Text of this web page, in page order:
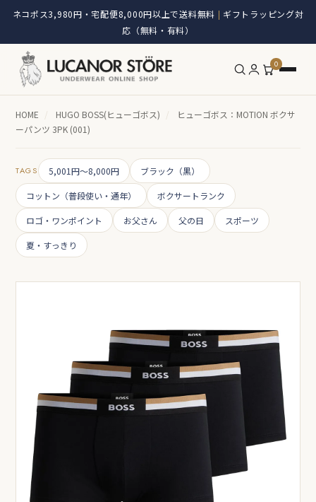
ネコポス3,980円・宅配便8,000円以上で送料無料 | ギフトラッピング対
応（無料・有料）
0
HOME / HUGO BOSS(ヒューゴボス) /
ヒューゴボス：MOTION ボクサ
ーパンツ 3PK (001)
TAGS 5,001円～8,000円 ブラック（黒）
コットン（普段使い・通年） ボクサートランク
ロゴ・ワンポイント お父さん 父の日 スポーツ
夏・すっきり